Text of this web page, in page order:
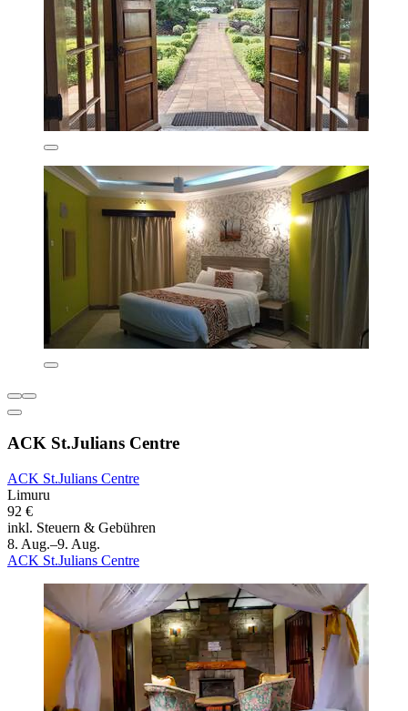
ACK St.Julians Centre
ACK St.Julians Centre
Limuru
92 €
inkl. Steuern & Gebühren
8. Aug.–9. Aug.
ACK St.Julians Centre